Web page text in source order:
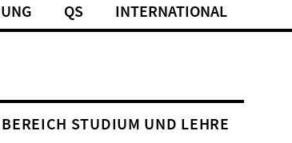
QS INTERNATIONAL
STUDIUM UND LEHRE